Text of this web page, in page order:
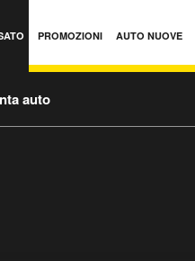
PROMOZIONI AUTO NUOVE
auto